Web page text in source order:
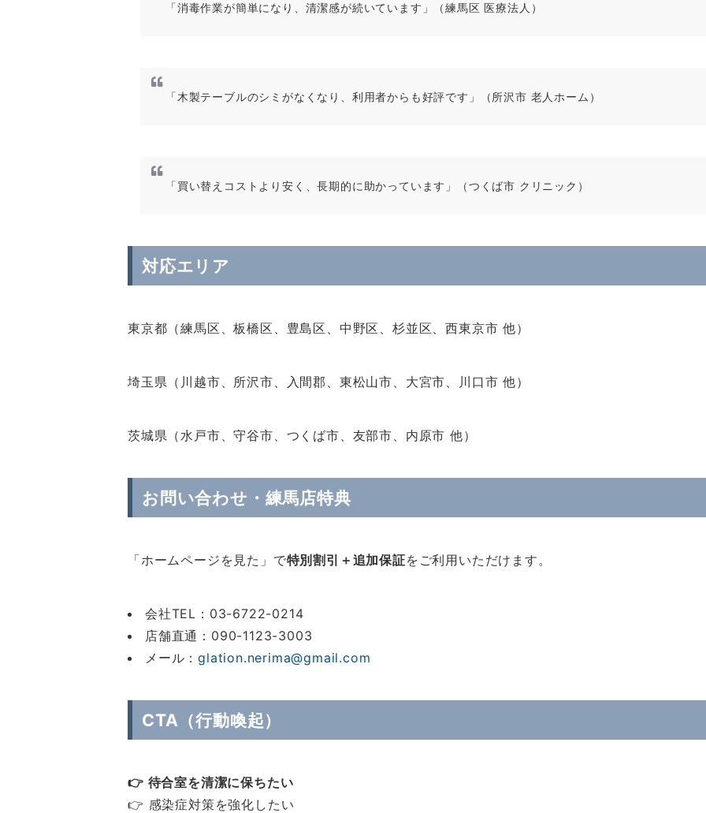
「消毒作業が簡単になり、清潔感が続いています」（練馬区 医療法人）
「木製テーブルのシミがなくなり、利用者からも好評です」（所沢市 老人ホーム）
「買い替えコストより安く、長期的に助かっています」（つくば市 クリニック）
対応エリア
東京都（練馬区、板橋区、豊島区、中野区、杉並区、西東京市 他）
埼玉県（川越市、所沢市、入間郡、東松山市、大宮市、川口市 他）
茨城県（水戸市、守谷市、つくば市、友部市、内原市 他）
お問い合わせ・練馬店特典
「ホームページを見た」で特別割引＋追加保証をご利用いただけます。
会社TEL：03-6722-0214
店舗直通：090-1123-3003
メール：glation.nerima@gmail.com
CTA（行動喚起）
👉 待合室を清潔に保ちたい
👉 感染症対策を強化したい